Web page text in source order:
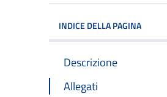
INDICE DELLA PAGINA
Descrizione
Allegati